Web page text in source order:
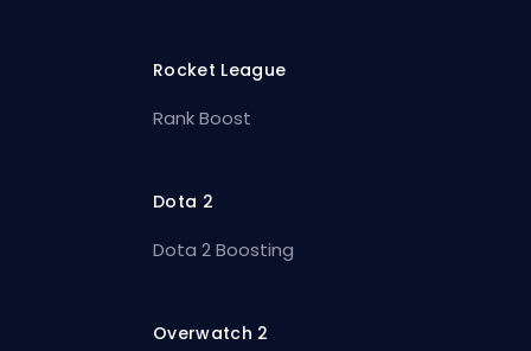
Rocket League
Rank Boost
Dota 2
Dota 2 Boosting
Overwatch 2